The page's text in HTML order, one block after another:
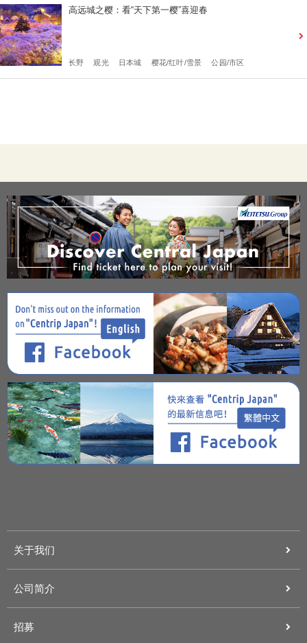
高远城之樱：看“天下第一樱”喜迎春
长野 观光 日本城 樱花/红叶/雪景 公园/市区
关于我们
公司简介
招募